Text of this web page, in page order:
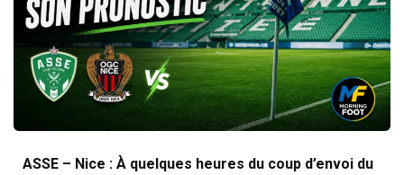
ASSE – Nice : À quelques heures du coup d’envoi du